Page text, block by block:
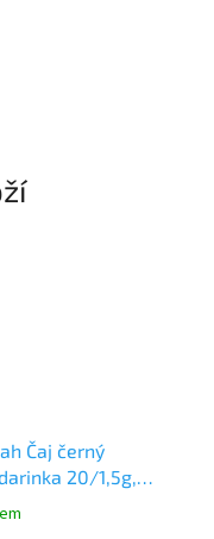
Čaj černý
20/1,5g,
balené